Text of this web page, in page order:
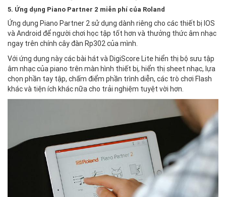
5. Ứng dụng Piano Partner 2 miễn phí của Roland
Ứng dụng Piano Partner 2 sử dụng dành riêng cho các thiết bị IOS
và Android để người chơi học tập tốt hơn và thưởng thức âm nhạc
ngay trên chính cây đàn Rp302 của mình.
Với ứng dụng này các bài hát và DigiScore Lite hiển thị bộ sưu tập
âm nhạc của piano trên màn hình thiết bị, hiển thị sheet nhạc, lựa
chọn phần tay tập, chấm điểm phần trình diễn, các trò chơi Flash
khác và tiện ích khác nữa cho trải nghiệm tuyệt vời hơn.